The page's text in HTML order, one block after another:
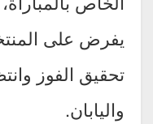
يفرض على
تحقيق الفوز
واليابان.